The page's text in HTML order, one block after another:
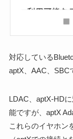
対応している
aptX、AAC、SBC
LDAC、aptX-HD
能ですが、aptX
これらのイヤホン